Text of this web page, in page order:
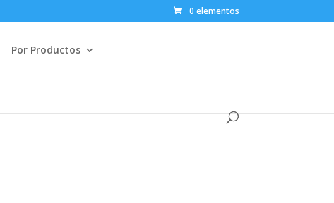
0 elementos
Por Productos